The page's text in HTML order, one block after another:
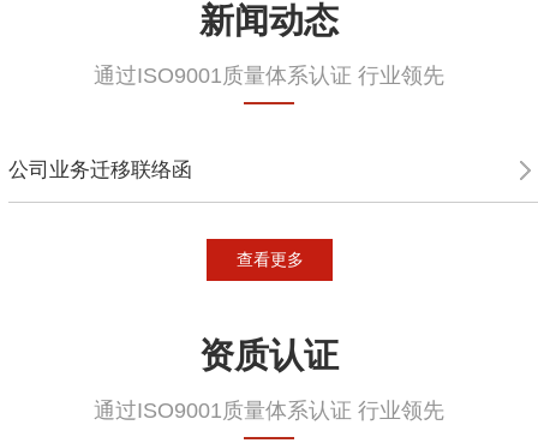
新闻动态
通过ISO9001质量体系认证 行业领先
公司业务迁移联络函
查看更多
资质认证
通过ISO9001质量体系认证 行业领先